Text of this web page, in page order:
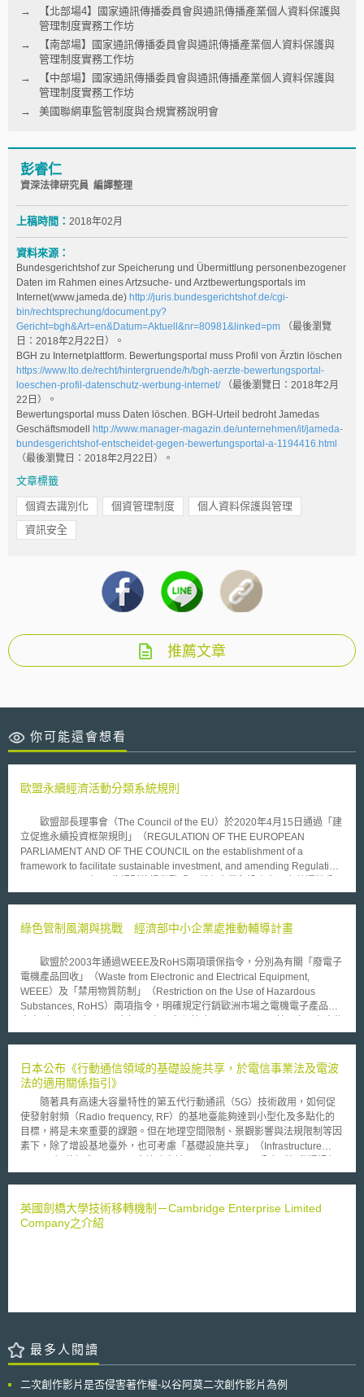
【北部場4】國家通訊傳播委員會與通訊傳播產業個人資料保護與
管理制度實務工作坊
【南部場】國家通訊傳播委員會與通訊傳播產業個人資料保護與
管理制度實務工作坊
【中部場】國家通訊傳播委員會與通訊傳播產業個人資料保護與
管理制度實務工作坊
美國聯網車監管制度與合規實務說明會
彭睿仁
資深法律研究員 編譯整理
上稿時間： 2018年02月
資料來源：
Bundesgerichtshof zur Speicherung und Übermittlung personenbezogener
Daten im Rahmen eines Artzsuche- und Arztbewertungsportals im
Internet(www.jameda.de) http://juris.bundesgerichtshof.de/cgi-
bin/rechtsprechung/document.py?
Gericht=bgh&Art=en&Datum=Aktuell&nr=80981&linked=pm （最後瀏覽
日：2018年2月22日）。
BGH zu Internetplattform. Bewertungsportal muss Profil von Ärztin löschen
https://www.lto.de/recht/hintergruende/h/bgh-aerzte-bewertungsportal-
loeschen-profil-datenschutz-werbung-internet/（最後瀏覽日：2018年2月
22日）。
Bewertungsportal muss Daten löschen. BGH-Urteil bedroht Jamedas
Geschäftsmodell
http://www.manager-magazin.de/unternehmen/it/jameda-
bundesgerichtshof-entscheidet-gegen-bewertungsportal-a-1194416.html
（最後瀏覽日：2018年2月22日）。
文章標籤
個資去識別化 個資管理制度
個人資料保護與管理
資訊安全
推薦文章
你可能還會想看
歐盟永續經濟活動分類系統規則
歐盟部長理事會（The Council of the EU）於2020年4月15日通過「建
立促進永續投資框架規則」（REGULATION OF THE EUROPEAN
PARLIAMENT AND OF THE COUNCIL on the establishment of a
framework to facilitate sustainable investment, and amending Regulation
類系統（taxonomy，以下簡稱分類法），以識別哪些是被認為具有環境永
的技術和業務上，此為歐盟2050年實現氣候中和並達成《巴黎協定》2030
六項歐盟環境目標，包括緩解氣候變化、適應氣候變化、水資源和海洋資源
的永續利用和保護、朝向循環經濟轉型、污染防治、保護和恢復生物多樣性
和生態系統。另外，依照歐盟部長理事會與歐洲議會於2019年12月18日達
成的政治協議中指出，永續性經濟活動必須符合的四個要求，包括必須至少
長理事會通過，後續仍須經歐洲議會（The European Parliament）通過，
預計2020年前通過緩解和適應氣候變化的分類法，以確保2021年起能全面
適用。
綠色管制風潮與挑戰 經濟部中小企業處推動輔導計畫
歐盟於2003年通過WEEE及RoHS兩項環保指令，分別為有關「廢電子
電機產品回收」（Waste from Electronic and Electrical Equipment,
WEEE）及「禁用物質防制」（Restriction on the Use of Hazardous
Substances, RoHS）兩項指令，明確規定行銷歐洲市場之電機電子產品，
質(鉛、鎘、汞、六價鉻、PBB及PBDE) 兩指令之規定，才能進入歐洲市
致污染環境，同時部分材料還要能回收再利用；RoHS旨在規範產品的上游
設計及中游製造段必須符合嚴格的環保規範，此兩項環保指令勢必對台灣每
定，最嚴重將遭受到產品下架的處分。 對此，經濟部擬訂了「我國產
業因應歐盟環保指令行動方案」，以今年6月底前輔導輸歐產值80%廠商符
合RoHS指令要求為目標，而為了協助台灣中小企業因應新規定，中小企業
處將輔導320家中小企業進入綠色材料與供應鏈體系，並與國際綠色供應鏈
日本公布《行動通信領域的基礎設施共享，於電信事業法及電波
法的適用關係指引》
隨著具有高速大容量特性的第五代行動通訊（5G）技術啟用，如何促
使發射射頻（Radio frequency, RF）的基地臺能夠達到小型化及多點化的
目標，將是未來重要的課題。但在地理空間限制、景觀影響與法規限制等因
素下，除了增設基地臺外，也可考慮「基礎設施共享」（Infrastructure
域的基礎設施共享－電信事業法及電波法的適用關係指引》（移動通信分野
係に関するガイドライン）。 本指引主要從「利用基礎設施共享，推
動行動通訊網絡整備」的觀點出發，首先定義「基礎設施共享事業」之範圍
英國劍橋大學技術移轉機制－Cambridge Enterprise Limited
Company之介紹
最多人閱讀
二次創作影片是否侵害著作權-以谷阿莫二次創作影片為例